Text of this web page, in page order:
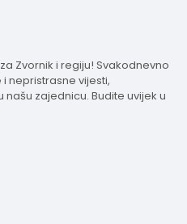
Zvornik i regiju! Svakodnevno
nepristrasne vijesti,
zajednicu. Budite uvijek u